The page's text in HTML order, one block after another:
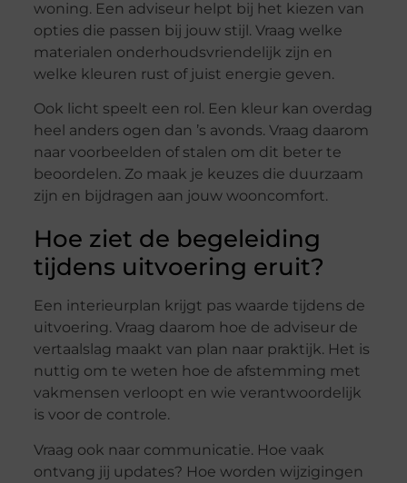
woning. Een adviseur helpt bij het kiezen van
opties die passen bij jouw stijl. Vraag welke
materialen onderhoudsvriendelijk zijn en
welke kleuren rust of juist energie geven.
Ook licht speelt een rol. Een kleur kan overdag
heel anders ogen dan ’s avonds. Vraag daarom
naar voorbeelden of stalen om dit beter te
beoordelen. Zo maak je keuzes die duurzaam
zijn en bijdragen aan jouw wooncomfort.
Hoe ziet de begeleiding
tijdens uitvoering eruit?
Een interieurplan krijgt pas waarde tijdens de
uitvoering. Vraag daarom hoe de adviseur de
vertaalslag maakt van plan naar praktijk. Het is
nuttig om te weten hoe de afstemming met
vakmensen verloopt en wie verantwoordelijk
is voor de controle.
Vraag ook naar communicatie. Hoe vaak
ontvang jij updates? Hoe worden wijzigingen